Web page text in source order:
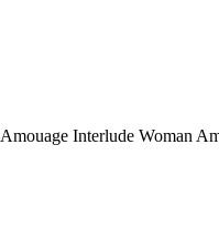
Amouage Interlude Woman